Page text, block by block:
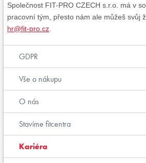
Kariéra
Magazín
Doplňky stravy
Značky
Společnost FIT-PRO CZECH s.r.o. má v
pracovní tým, přesto nám ale můžeš svůj
hr@fit-pro.cz
GDPR
Vše o nákupu
O nás
Stavíme fitcentra
Kariéra